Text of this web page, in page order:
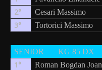
2° Cesari Massimo
3° Tortorici Massimo
SENIOR KG 85 DX
1° Roman Bogdan Joan